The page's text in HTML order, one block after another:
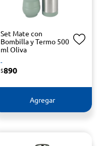
Set Mate con
Bombilla y Termo 500
ml Oliva
-
$890
Agregar